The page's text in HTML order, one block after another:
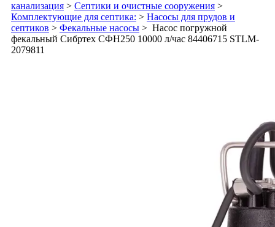
канализация > Септики и очистные сооружения >
Комплектующие для септика: > Насосы для прудов и
септиков > Фекальные насосы > Насос погружной
фекальный Сибртех СФН250 10000 л/час 84406715 STLM-
2079811